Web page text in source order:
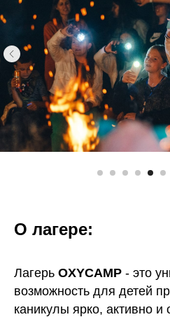
О лагере:
Лагерь OXYCAMP - это
возможность для детей
каникулы ярко, активно и